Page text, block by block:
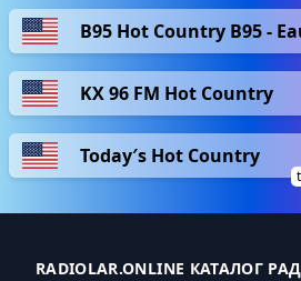
B95 Hot Country B95 -
KX 96 FM Hot Country
Today′s Hot Country
RADIOLAR.ONLINE КАТАЛОГ